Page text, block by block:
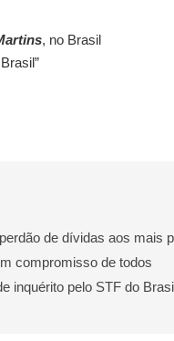
, no Brasil
de dívidas aos mais
compromisso de todos
inquérito pelo STF do